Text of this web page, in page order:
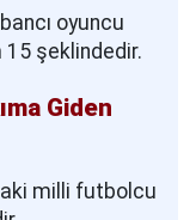
oyuncu
15 şeklindedir.
Giden
milli futbolcu